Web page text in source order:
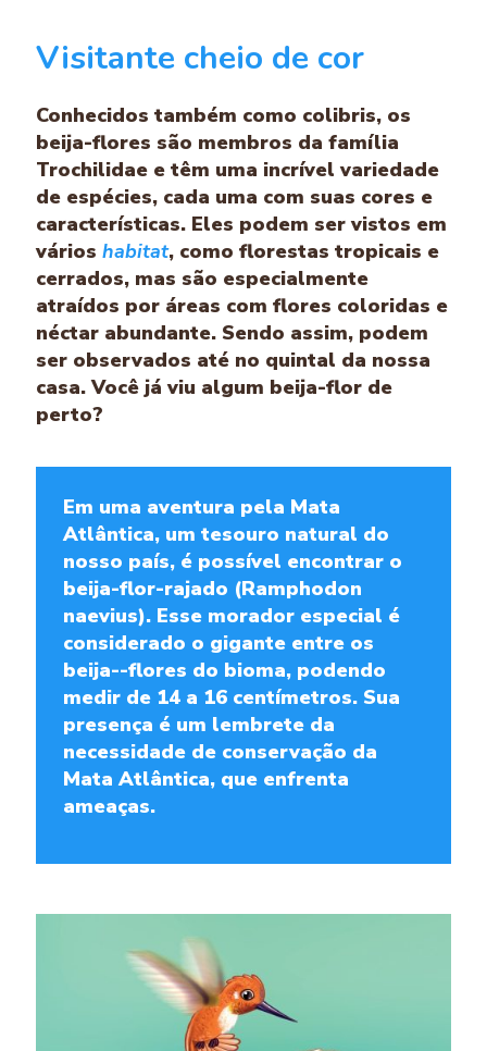
Visitante cheio de cor
Conhecidos também como colibris, os
beija-flores são membros da família
Trochilidae e têm uma incrível variedade
de espécies, cada uma com suas cores e
características. Eles podem ser vistos em
vários habitat, como florestas tropicais e
cerrados, mas são especialmente
atraídos por áreas com flores coloridas e
néctar abundante. Sendo assim, podem
ser observados até no quintal da nossa
casa. Você já viu algum beija-flor de
perto?
Em uma aventura pela Mata
Atlântica, um tesouro natural do
nosso país, é possível encontrar o
beija-flor-rajado (Ramphodon
naevius). Esse morador especial é
considerado o gigante entre os
beija--flores do bioma, podendo
medir de 14 a 16 centímetros. Sua
presença é um lembrete da
necessidade de conservação da
Mata Atlântica, que enfrenta
ameaças.